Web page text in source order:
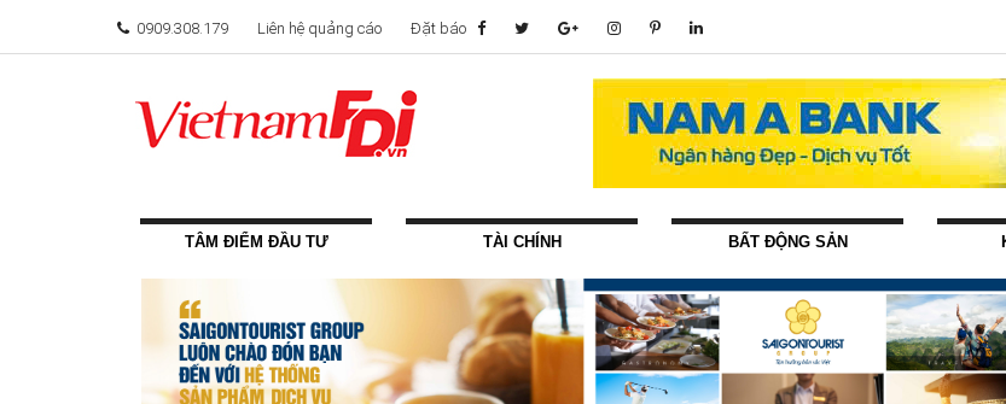
0909.308.179 Liên hệ quảng cáo Đặt báo
TÂM ĐIỂM ĐẦU TƯ TÀI CHÍNH BẤT ĐỘNG SẢN